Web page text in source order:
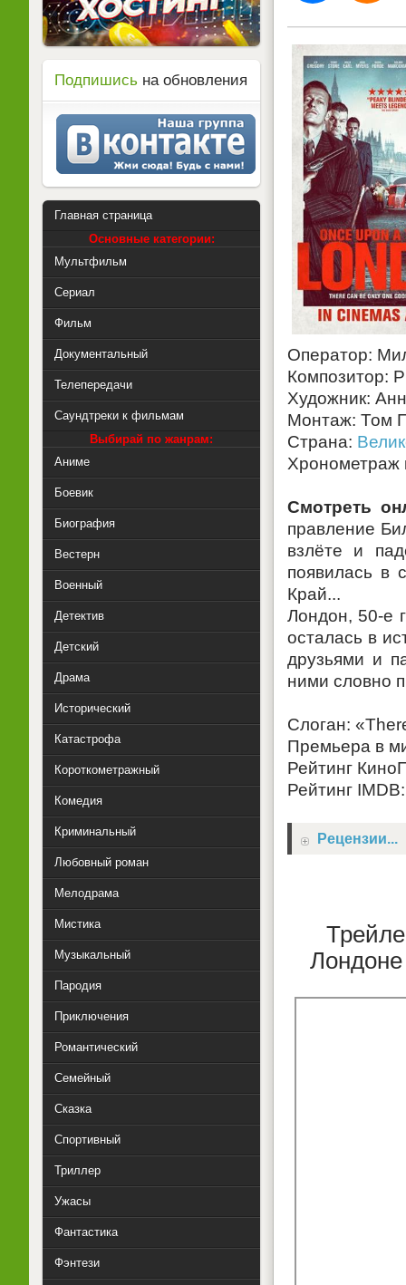
Оператор:
Композитор:
Художник:
Монтаж: Том
Страна:
Хронометраж
Смотреть
правление
взлёте и
появилась в
Край...
Лондон, 50-е
осталась в
друзьями и
ними словно
Слоган:
Премьера в
Рейтинг
Рейтинг
Рецензии...
Лондоне
Подпишись на обновления
Главная страница
Основные категории:
Мультфильм
Сериал
Фильм
Документальный
Телепередачи
Саундтреки к фильмам
Выбирай по жанрам:
Аниме
Боевик
Биография
Вестерн
Военный
Детектив
Детский
Драма
Исторический
Катастрофа
Короткометражный
Комедия
Криминальный
Любовный роман
Мелодрама
Мистика
Музыкальный
Пародия
Приключения
Романтический
Семейный
Сказка
Спортивный
Триллер
Ужасы
Фантастика
Фэнтези